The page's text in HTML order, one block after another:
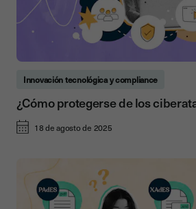
Innovación tecnológica y compliance
¿Cómo protegerse de los
18 de agosto de 2025